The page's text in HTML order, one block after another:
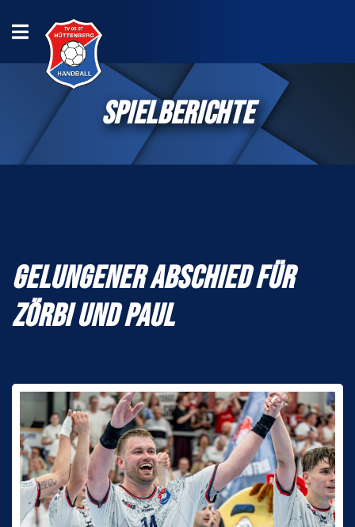
SPIELBERICHTE
GELUNGENER ABSCHIED FÜR
ZÖRBI UND PAUL